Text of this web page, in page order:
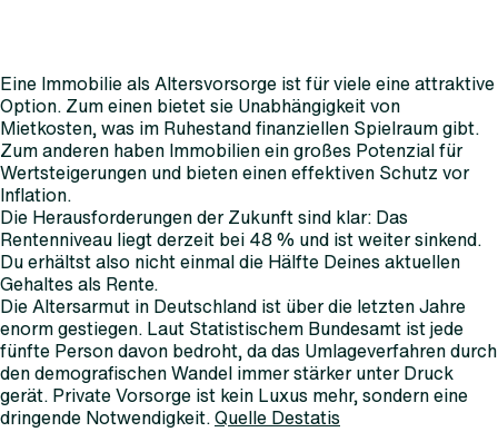
Eine Immobilie als Altersvorsorge ist für viele eine attraktive
Option. Zum einen bietet sie Unabhängigkeit von
Mietkosten, was im Ruhestand finanziellen Spielraum gibt.
Zum anderen haben Immobilien ein großes Potenzial für
Wertsteigerungen und bieten einen effektiven Schutz vor
Inflation.
Die Herausforderungen der Zukunft sind klar: Das
Rentenniveau liegt derzeit bei 48 % und ist weiter sinkend.
Du erhältst also nicht einmal die Hälfte Deines aktuellen
Gehaltes als Rente.
Die Altersarmut in Deutschland ist über die letzten Jahre
enorm gestiegen. Laut Statistischem Bundesamt ist jede
fünfte Person davon bedroht, da das Umlageverfahren durch
den demografischen Wandel immer stärker unter Druck
gerät. Private Vorsorge ist kein Luxus mehr, sondern eine
dringende Notwendigkeit.Quelle Destatis